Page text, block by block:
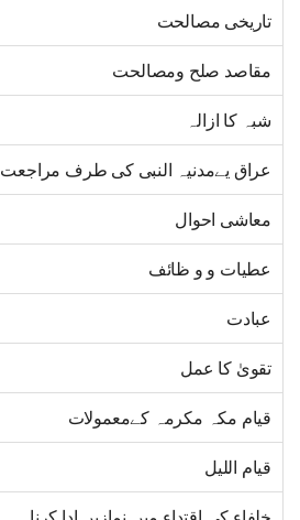
تاریخی مصالحت
مقاصد صلح ومصالحت
شبہ کا ازالہ
عراق یےمدنیہ النبی کی طرف مراجعت
معاشی احوال
عطیات و و ظائف
عبادت
تقویٰ کا عمل
قیام مکہ مکرمہ کےمعمولات
قیام اللیل